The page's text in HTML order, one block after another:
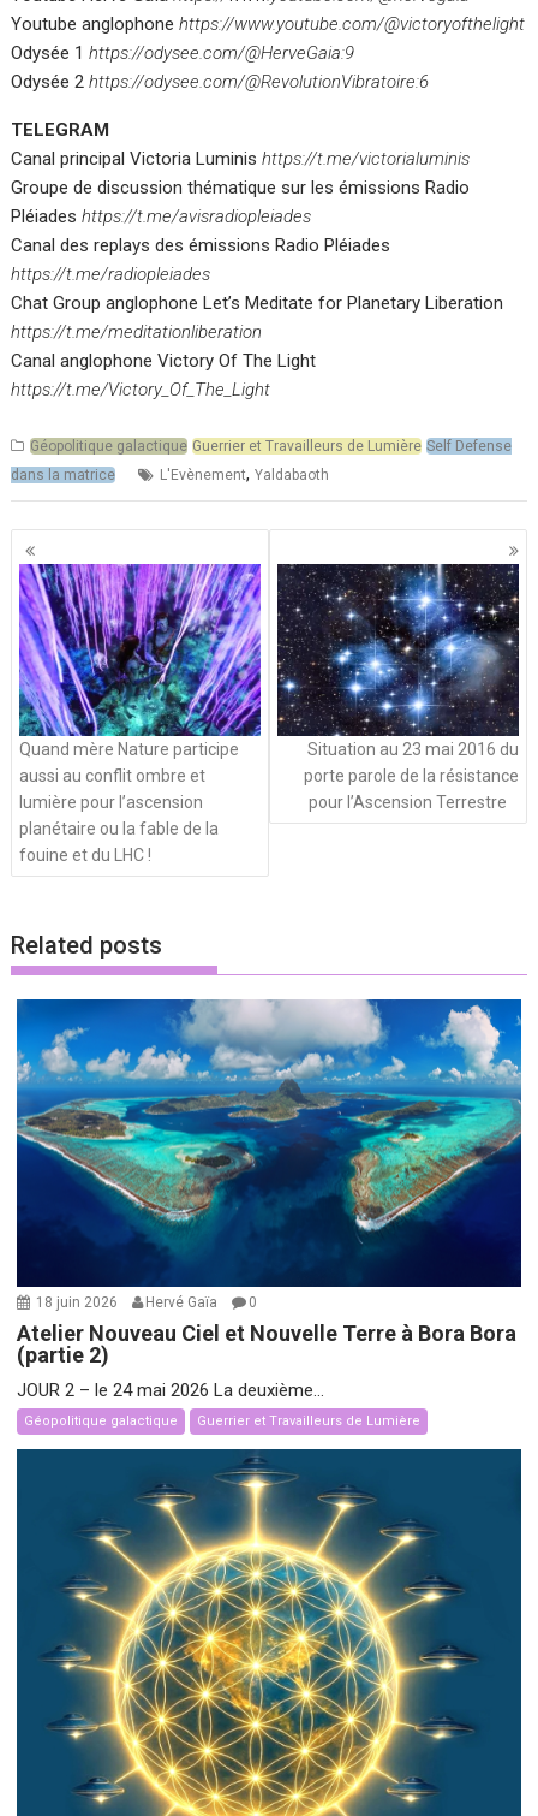
Youtube anglophonehttps://www.youtube.com/@victoryofthelight
Odysée 1https://odysee.com/@HerveGaia:9
Odysée 2https://odysee.com/@RevolutionVibratoire:6
TELEGRAM
Canal principal Victoria Luminishttps://t.me/victorialuminis
Groupe de discussion thématique sur les émissions Radio
Pléiadeshttps://t.me/avisradiopleiades
Canal des replays des émissions Radio Pléiades
https://t.me/radiopleiades
Chat Group anglophone Let’s Meditate for Planetary Liberation
https://t.me/meditationliberation
Canal anglophone Victory Of The Light
https://t.me/Victory_Of_The_Light
Géopolitique galactique Guerrier et Travailleurs de Lumière Self Defense
dans la matrice
L'Evènement,Yaldabaoth
Navigation
des
articles
Quand mère Nature participe
aussi au conflit ombre et
lumière pour l’ascension
planétaire ou la fable de la
fouine et du LHC !
Situation au 23 mai 2016 du
porte parole de la résistance
pour l’Ascension Terrestre
Related posts
18 juin 2026 Hervé Gaïa 0
Atelier Nouveau Ciel et Nouvelle Terre à Bora Bora
(partie 2)
JOUR 2 – le 24 mai 2026 La deuxième...
Géopolitique galactique Guerrier et Travailleurs de Lumière